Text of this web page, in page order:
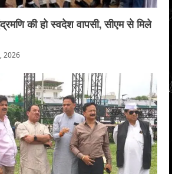
की हो स्वदेश वापसी, सीएम से मिले
2026